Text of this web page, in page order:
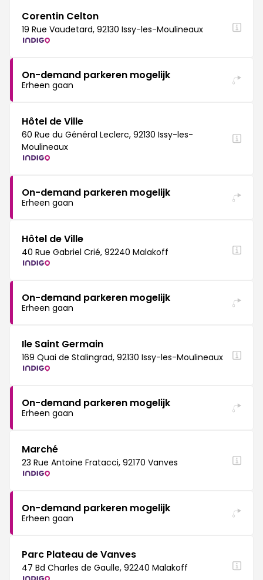
Corentin Celton
19 Rue Vaudetard, 92130 Issy-les-Moulineaux
On-demand parkeren mogelijk
Erheen gaan
Hôtel de Ville
60 Rue du Général Leclerc, 92130 Issy-les-
Moulineaux
On-demand parkeren mogelijk
Erheen gaan
Hôtel de Ville
40 Rue Gabriel Crié, 92240 Malakoff
On-demand parkeren mogelijk
Erheen gaan
Ile Saint Germain
169 Quai de Stalingrad, 92130 Issy-les-Moulineaux
On-demand parkeren mogelijk
Erheen gaan
Marché
23 Rue Antoine Fratacci, 92170 Vanves
On-demand parkeren mogelijk
Erheen gaan
Parc Plateau de Vanves
47 Bd Charles de Gaulle, 92240 Malakoff